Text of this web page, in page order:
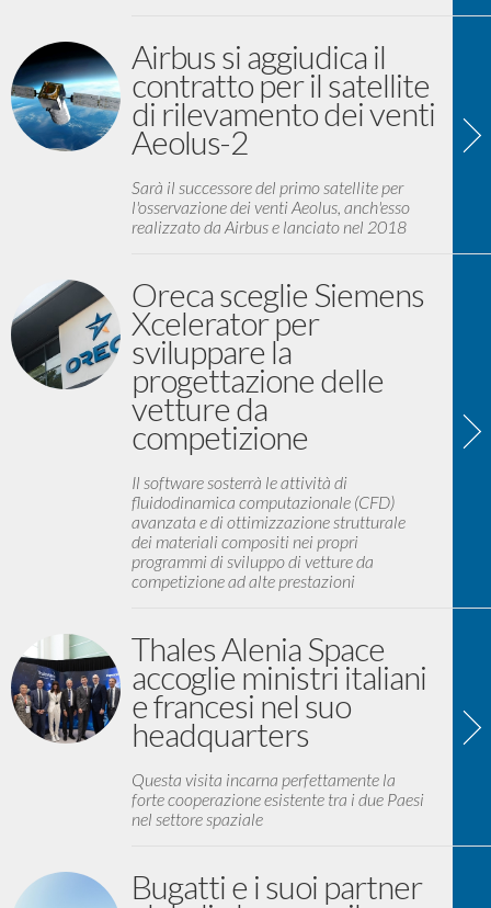
Airbus si aggiudica il
contratto per il satellite
di rilevamento dei venti
Aeolus-2
Sarà il successore del primo satellite per
l'osservazione dei venti Aeolus, anch'esso
realizzato da Airbus e lanciato nel 2018
Oreca sceglie Siemens
Xcelerator per
sviluppare la
progettazione delle
vetture da
competizione
Il software sosterrà le attività di
fluidodinamica computazionale (CFD)
avanzata e di ottimizzazione strutturale
dei materiali compositi nei propri
programmi di sviluppo di vetture da
competizione ad alte prestazioni
Thales Alenia Space
accoglie ministri italiani
e francesi nel suo
headquarters
Questa visita incarna perfettamente la
forte cooperazione esistente tra i due Paesi
nel settore spaziale
Bugatti e i suoi partner